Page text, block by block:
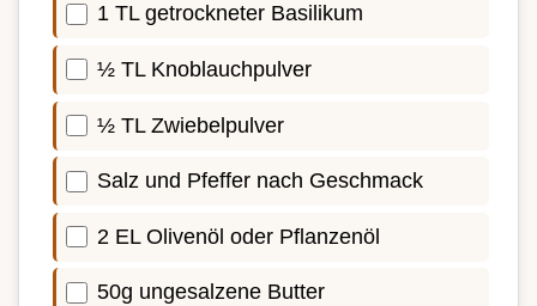
1 TL getrockneter Basilikum
½ TL Knoblauchpulver
½ TL Zwiebelpulver
Salz und Pfeffer nach Geschmack
2 EL Olivenöl oder Pflanzenöl
50g ungesalzene Butter